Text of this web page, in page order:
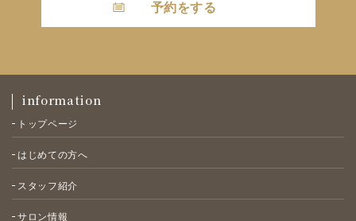
予約をする
information
トップページ
はじめての方へ
スタッフ紹介
サロン情報